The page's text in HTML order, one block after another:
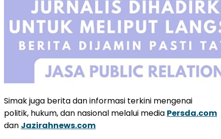
Simak juga berita dan informasi terkini mengenai
politik, hukum, dan nasional melalui media Persda.com
dan Jazirahnews.com